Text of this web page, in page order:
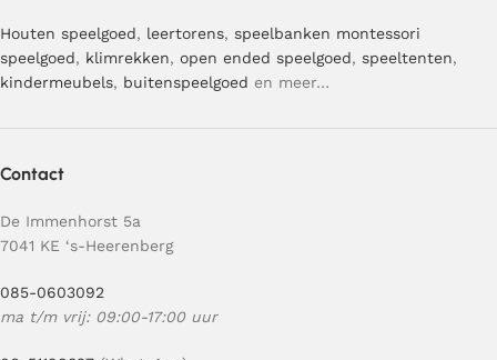
Houten speelgoed, leertorens, speelbanken montessori
speelgoed, klimrekken, open ended speelgoed, speeltenten,
kindermeubels, buitenspeelgoed en meer…
Contact
De Immenhorst 5a
7041 KE ‘s-Heerenberg
085-0603092
ma t/m vrij: 09:00-17:00 uur